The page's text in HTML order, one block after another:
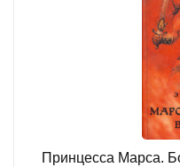
Принцесса Марса.